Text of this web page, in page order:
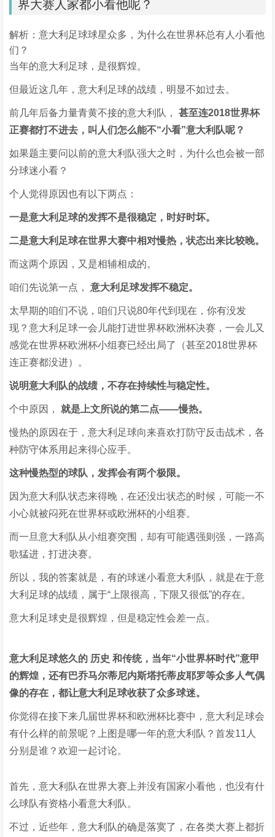
界大赛人家都小看他呢？
解析：意大利足球球星众多，为什么在世界杯总有人小看他
们？
当年的意大利足球，是很辉煌。
但最近这几年，意大利足球的战绩，明显不如过去。
前几年后备力量青黄不接的意大利队，
甚至连2018世界杯
正赛都打不进去，叫人们怎么能不“小看”意大利队呢？
如果题主要问以前的意大利队强大之时，为什么也会被一部
分球迷小看？
个人觉得原因也有以下两点：
一是意大利足球的发挥不是很稳定，时好时坏。
二是意大利足球在世界大赛中相对慢热，状态出来比较晚。
而这两个原因，又是相辅相成的。
咱们先说第一点， 意大利足球发挥不稳定。
太早期的咱们不说，咱们只说80年代到现在，你有没发
现？意大利足球一会儿能打进世界杯欧洲杯决赛，一会儿又
感觉在世界杯欧洲杯小组赛已经出局了（甚至2018世界杯
连正赛都没进）。
说明意大利队的战绩，不存在持续性与稳定性。
个中原因， 就是上文所说的第二点——慢热。
慢热的原因在于，意大利足球向来喜欢打防守反击战术，各
种防守体系用起来得心应手。
这种慢热型的球队，发挥会有两个极限。
因为意大利队状态来得晚，在还没出状态的时候，可能一不
小心就被闷死在世界杯或欧洲杯的小组赛。
而一旦意大利队从小组赛突围，却有可能遇强则强，一路高
歌猛进，打进决赛。
所以，我的答案就是，有的球迷小看意大利队，就是在于意
大利足球的战绩，属于“上限很高，下限又很低”的存在。
意大利足球史是很辉煌，但是稳定性会差一点。
意大利足球悠久的 历史 和传统，当年“小世界杯时代”意甲
的辉煌，还有巴乔马尔蒂尼内斯塔托蒂皮耶罗等众多人气偶
像的存在，都让意大利足球收获了众多球迷。
你觉得在接下来几届世界杯和欧洲杯比赛中，意大利足球会
有什么样的前景呢？上图是哪一年的意大利队？首发11人
分别是谁？欢迎一起讨论。
首先，意大利队在世界大赛上并没有国家小看他，也没有什
么球队有资格小看意大利队。
不过，近些年，意大利队的确是落寞了，在各类大赛上都折